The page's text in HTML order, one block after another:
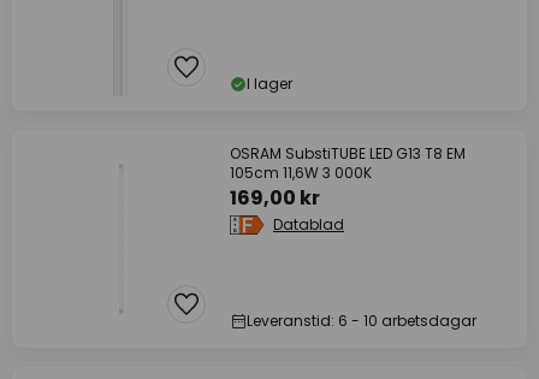
I lager
OSRAM SubstiTUBE LED G13 T8 EM
105cm 11,6W 3 000K
169,00 kr
Datablad
Leveranstid: 6 - 10 arbetsdagar